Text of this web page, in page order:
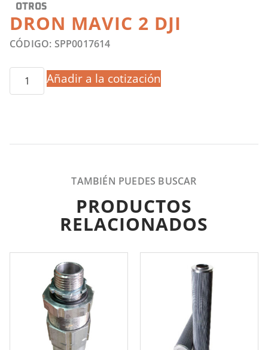
OTROS
DRON MAVIC 2 DJI
CÓDIGO: SPP0017614
Añadir a la cotización
TAMBIÉN PUEDES BUSCAR
PRODUCTOS
RELACIONADOS